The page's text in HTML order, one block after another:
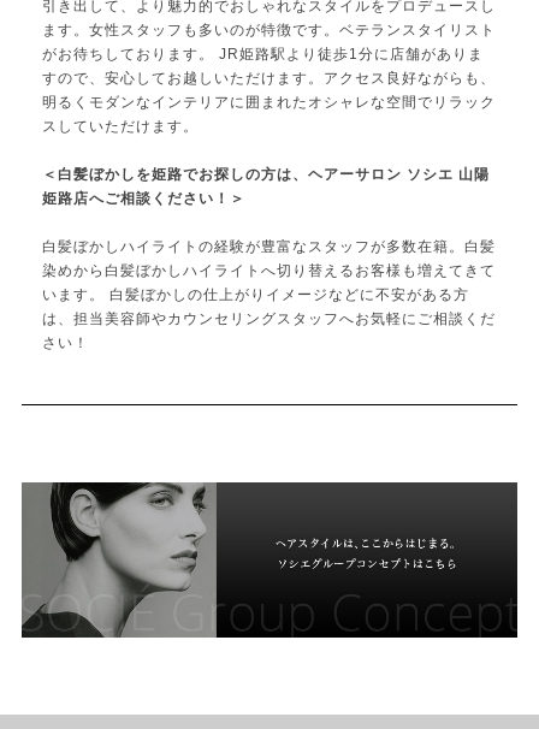
引き出して、より魅力的でおしゃれなスタイルをプロデュースし
ます。女性スタッフも多いのが特徴です。ベテランスタイリスト
がお待ちしております。 JR姫路駅より徒歩1分に店舗がありま
すので、安心してお越しいただけます。アクセス良好ながらも、
明るくモダンなインテリアに囲まれたオシャレな空間でリラック
スしていただけます。
＜白髪ぼかしを姫路でお探しの方は、ヘアーサロン ソシエ 山陽
姫路店へご相談ください！＞
白髪ぼかしハイライトの経験が豊富なスタッフが多数在籍。白髪
染めから白髪ぼかしハイライトへ切り替えるお客様も増えてきて
います。 白髪ぼかしの仕上がりイメージなどに不安がある方
は、担当美容師やカウンセリングスタッフへお気軽にご相談くだ
さい！